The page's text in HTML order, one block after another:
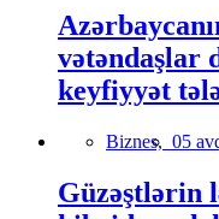
vətəndaşlar
keyfiyyət
Biznes, 05
Güzəştlərin